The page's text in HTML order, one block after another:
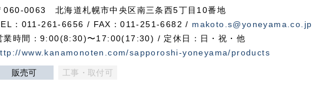
060-0063 北海道札幌市中央区南三条西5丁目10番地
：011-261-6656 / FAX：011-251-6682 / makoto.s@yoneyama.co.jp
業時間：9:00(8:30)〜17:00(17:30) / 定休日：日・祝・他
www.kanamonoten.com/sapporoshi-yoneyama/products
販売可 工事・取付可